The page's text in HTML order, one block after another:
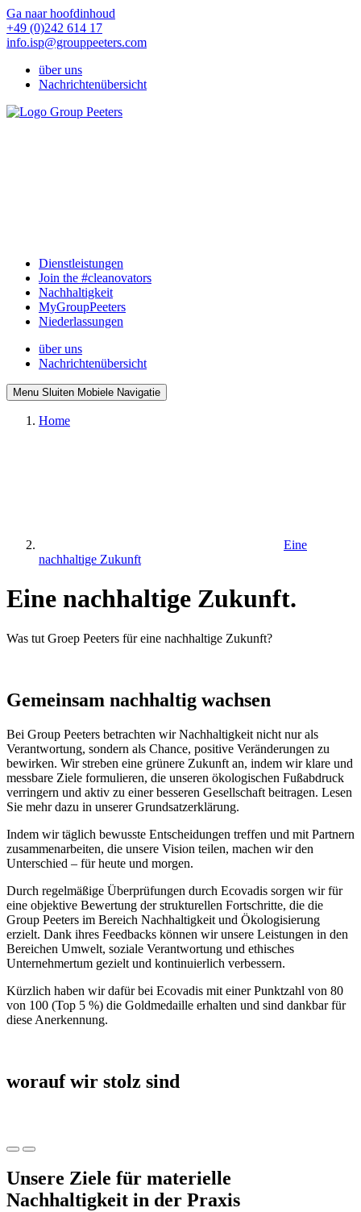
Ga naar hoofdinhoud
+49 (0)242 614 17
info.isp@grouppeeters.com
über uns
Nachrichtenübersicht
Dienstleistungen
Join the #cleanovators
Nachhaltigkeit
MyGroupPeeters
Niederlassungen
über uns
Nachrichtenübersicht
Menu Sluiten Mobiele Navigatie
Home
Eine
nachhaltige Zukunft
Eine nachhaltige Zukunft.
Was tut Groep Peeters für eine nachhaltige Zukunft?
Gemeinsam nachhaltig wachsen
Bei Group Peeters betrachten wir Nachhaltigkeit nicht nur als
Verantwortung, sondern als Chance, positive Veränderungen zu
bewirken. Wir streben eine grünere Zukunft an, indem wir klare und
messbare Ziele formulieren, die unseren ökologischen Fußabdruck
verringern und aktiv zu einer besseren Gesellschaft beitragen. Lesen
Sie mehr dazu in unserer Grundsatzerklärung.
Indem wir täglich bewusste Entscheidungen treffen und mit Partnern
zusammenarbeiten, die unsere Vision teilen, machen wir den
Unterschied – für heute und morgen.
Durch regelmäßige Überprüfungen durch Ecovadis sorgen wir für
eine objektive Bewertung der strukturellen Fortschritte, die die
Group Peeters im Bereich Nachhaltigkeit und Ökologisierung
erzielt. Dank ihres Feedbacks können wir unsere Leistungen in den
Bereichen Umwelt, soziale Verantwortung und ethisches
Unternehmertum gezielt und kontinuierlich verbessern.
Kürzlich haben wir dafür bei Ecovadis mit einer Punktzahl von 80
von 100 (Top 5 %) die Goldmedaille erhalten und sind dankbar für
diese Anerkennung.
worauf wir stolz sind
Unsere Ziele für materielle
Nachhaltigkeit in der Praxis